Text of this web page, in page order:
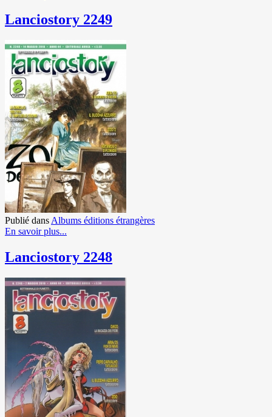
Lanciostory 2249
Publié dans Albums éditions étrangères
En savoir plus...
Lanciostory 2248